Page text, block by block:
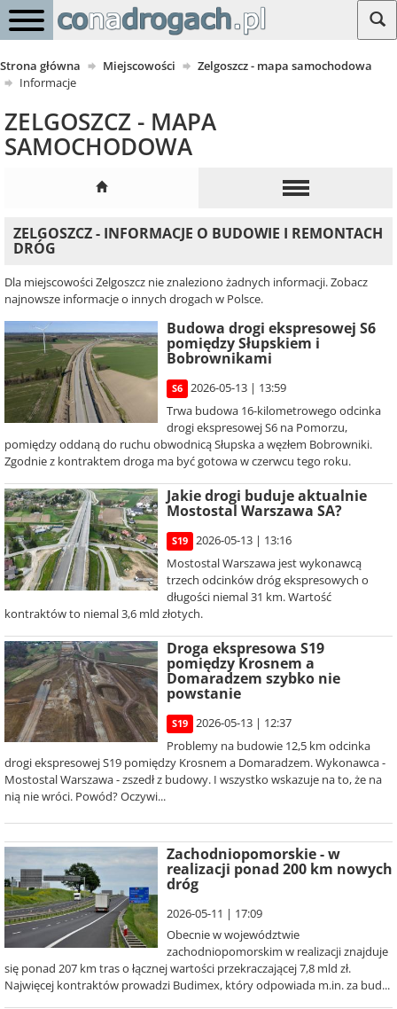
Strona główna Miejscowości
Zelgoszcz - mapa samochodowa
Informacje
ZELGOSZCZ - MAPA
SAMOCHODOWA
ZELGOSZCZ - INFORMACJE O BUDOWIE I REMONTACH
DRÓG
Dla miejscowości Zelgoszcz nie znaleziono żadnych informacji. Zobacz
najnowsze informacje o innych drogach w Polsce.
Budowa drogi ekspresowej S6
pomiędzy Słupskiem i
Bobrownikami
S6
2026-05-13 | 13:59
Trwa budowa 16-kilometrowego odcinka
drogi ekspresowej S6 na Pomorzu,
pomiędzy oddaną do ruchu obwodnicą Słupska a węzłem Bobrowniki.
Zgodnie z kontraktem droga ma być gotowa w czerwcu tego roku.
Jakie drogi buduje aktualnie
Mostostal Warszawa SA?
S19
2026-05-13 | 13:16
Mostostal Warszawa jest wykonawcą
trzech odcinków dróg ekspresowych o
długości niemal 31 km. Wartość
kontraktów to niemal 3,6 mld złotych.
Droga ekspresowa S19
pomiędzy Krosnem a
Domaradzem szybko nie
powstanie
S19
2026-05-13 | 12:37
Problemy na budowie 12,5 km odcinka
drogi ekspresowej S19 pomiędzy Krosnem a Domaradzem. Wykonawca -
Mostostal Warszawa - zszedł z budowy. I wszystko wskazuje na to, że na
nią nie wróci. Powód? Oczywi...
Zachodniopomorskie - w
realizacji ponad 200 km nowych
dróg
2026-05-11 | 17:09
Obecnie w województwie
zachodniopomorskim w realizacji znajduje
się ponad 207 km tras o łącznej wartości przekraczającej 7,8 mld zł.
Najwięcej kontraktów prowadzi Budimex, który odpowiada m.in. za bud...